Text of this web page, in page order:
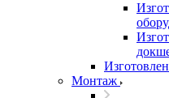
Монтаж